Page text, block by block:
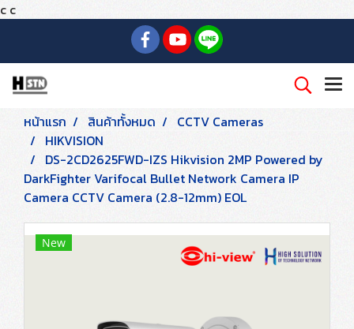
c c
หน้าแรก สินค้าทั้งหมด
CCTV Cameras
HIKVISION
DS-2CD2625FWD-IZS Hikvision 2MP Powered by
DarkFighter Varifocal Bullet Network Camera IP
Camera CCTV Camera (2.8-12mm) EOL
New